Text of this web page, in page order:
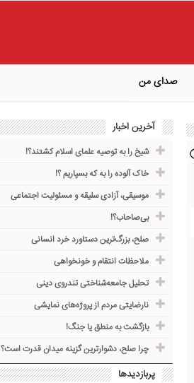
صدای من
آخرین اخبار
شیخ را به توصیه علمای اسلام کشتند؟!
خاک آلوده را به که بسپاریم ؟!
موسیقی، آزادی سلیقه و مسئولیت اجتماعی
بی‌صاحاب؟!
صلح، بزرگ‌ترین دستاورد خرد انسانی
ملاحظات انتقام و خونخواهی
تحلیل جامعه‌شناختی تندروی دینی
نارضایتی مردم از پروژه‌های نمایشی
بازگشت به منطق یا جنگ!
چرا صلح، دشوارترین گزینه میدان قدرت است؟
پربازدیدها